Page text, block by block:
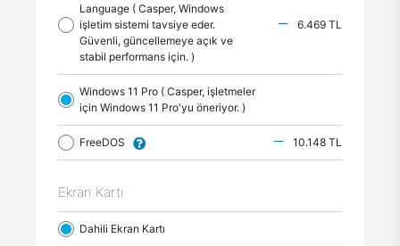
Language ( Casper, Windows
işletim sistemi tavsiye eder.
Güvenli, güncellemeye açık ve
stabil performans için. )
6.469 TL
Windows 11 Pro ( Casper, işletmeler
için Windows 11 Pro'yu öneriyor. )
FreeDOS 10.148 TL
Ekran Kartı
Dahili Ekran Kartı